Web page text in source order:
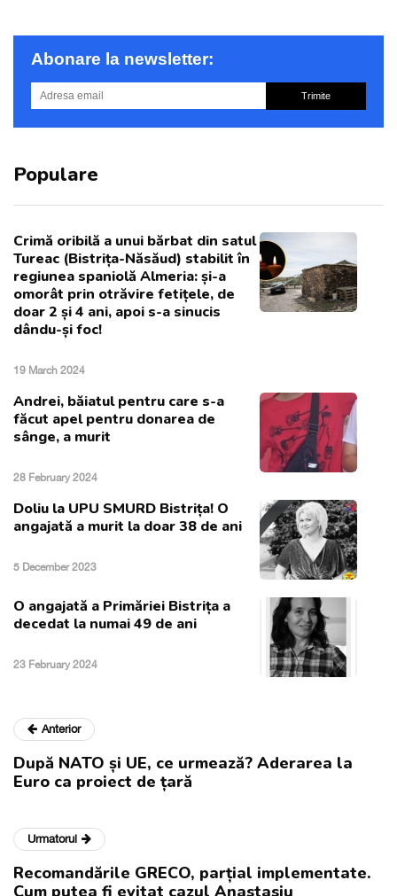
Abonare la newsletter:
Trimite
Populare
Crimă oribilă a unui bărbat din satul
Tureac (Bistrița-Năsăud) stabilit în
regiunea spaniolă Almeria: și-a
omorât prin otrăvire fetițele, de
doar 2 și 4 ani, apoi s-a sinucis
dându-și foc!
19 March 2024
Andrei, băiatul pentru care s-a
făcut apel pentru donarea de
sânge, a murit
28 February 2024
Doliu la UPU SMURD Bistrița! O
angajată a murit la doar 38 de ani
5 December 2023
O angajată a Primăriei Bistrița a
decedat la numai 49 de ani
23 February 2024
Anterior
După NATO și UE, ce urmează? Aderarea la
Euro ca proiect de țară
Urmatorul
Recomandările GRECO, parțial implementate.
Cum putea fi evitat cazul Anastasiu